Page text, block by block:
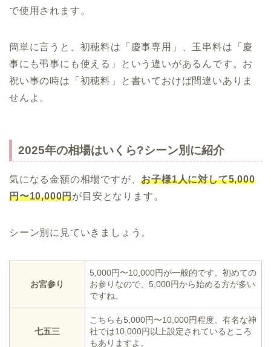
で使用されます。
簡単に言うと、初穂料は「慶事専用」、玉串料は「慶
事にも弔事にも使える」という違いがあるんです。お
祝い事の時は「初穂料」と書いておけば間違いありま
せんよ。
2025年の相場はいくら?シーン別に紹介
気になる金額の相場ですが、お子様1人に対して5,000
円〜10,000円が目安となります。
シーン別に見ていきましょう。
お宮参り
5,000円〜10,000円が一般的です。初めての
お参りなので、5,000円から始める方が多い
ですね。
七五三
こちらも5,000円〜10,000円程度。有名な神
社では10,000円以上設定されているところ
もありますよ。